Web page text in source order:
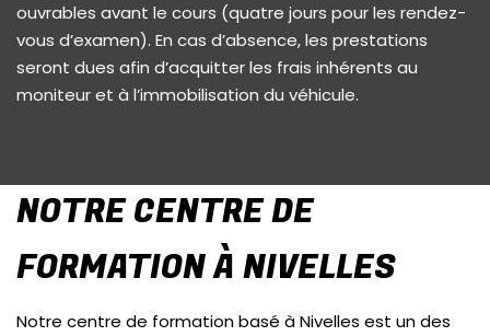
ouvrables avant le cours (quatre jours pour les rendez-
vous d’examen). En cas d’absence, les prestations
seront dues afin d’acquitter les frais inhérents au
moniteur et à l’immobilisation du véhicule.
NOTRE CENTRE DE
FORMATION À NIVELLES
Notre centre de formation basé à Nivelles est un des